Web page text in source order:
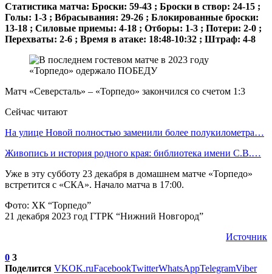
Статистика матча: Броски: 59-43 ; Броски в створ: 24-15 ;
Голы: 1-3 ; Вбрасывания: 29-26 ; Блокированные броски:
13-18 ; Силовые приемы: 4-18 ; Отборы: 1-3 ; Потери: 2-0 ;
Перехваты: 2-6 ; Время в атаке: 18:48-10:32 ; Штраф: 4-8
Матч «Северсталь» – «Торпедо» закончился со счетом 1:3
Сейчас читают
На улице Новой полностью заменили более полукилометра…
Живопись и история родного края: библиотека имени С.В.…
Уже в эту субботу 23 декабря в домашнем матче «Торпедо»
встретится с «СКА». Начало матча в 17:00.
Фото: ХК “Торпедо”
21 декабря 2023 год ГТРК “Нижний Новгород”
Источник
0 3
Поделится VKOK.ruFacebookTwitterWhatsAppTelegramViber